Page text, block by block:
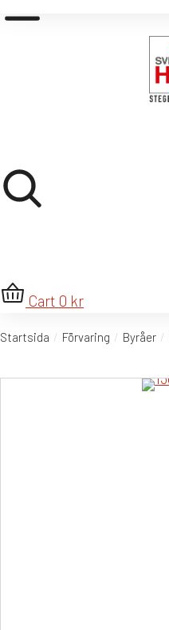
Cart 0 kr
Du är här:
Startsida Förvaring Byråer